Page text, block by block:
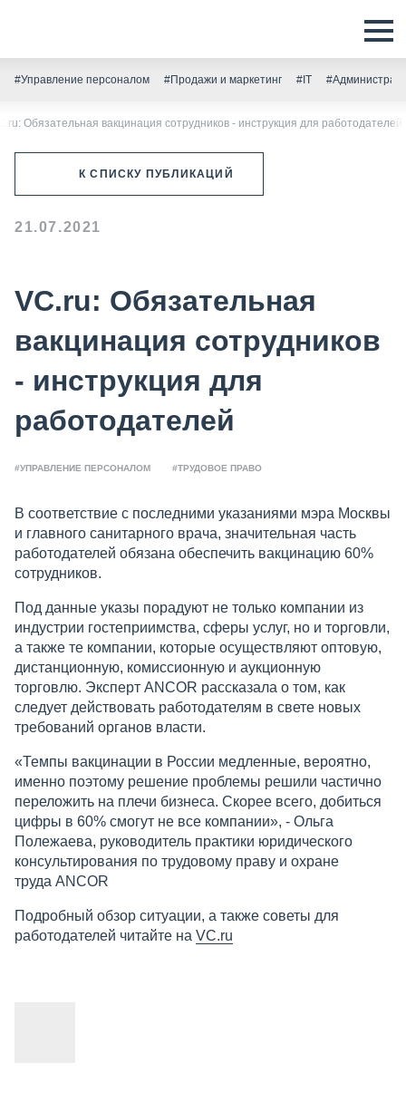
#Управление персоналом #Продажи и маркетинг #IT
Обязательная вакцинация сотрудников - инструкция для работодателей
К СПИСКУ ПУБЛИКАЦИЙ
21.07.2021
VC.ru: Обязательная
вакцинация сотрудников
- инструкция для
работодателей
#УПРАВЛЕНИЕ ПЕРСОНАЛОМ #ТРУДОВОЕ ПРАВО
В соответствие с последними указаниями мэра Москвы
и главного санитарного врача, значительная часть
работодателей обязана обеспечить вакцинацию 60%
сотрудников.
Под данные указы порадуют не только компании из
индустрии гостеприимства, сферы услуг, но и торговли,
а также те компании, которые осуществляют оптовую,
дистанционную, комиссионную и аукционную
торговлю. Эксперт ANCOR рассказала о том, как
следует действовать работодателям в свете новых
требований органов власти.
«Темпы вакцинации в России медленные, вероятно,
именно поэтому решение проблемы решили частично
переложить на плечи бизнеса. Скорее всего, добиться
цифры в 60% смогут не все компании», - Ольга
Полежаева, руководитель практики юридического
консультирования по трудовому праву и охране
труда ANCOR
Подробный обзор ситуации, а также советы для
работодателей читайте на VC.ru